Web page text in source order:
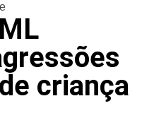
criança